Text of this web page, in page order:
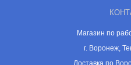
Магазин по
г. Воронеж,
Доставка по